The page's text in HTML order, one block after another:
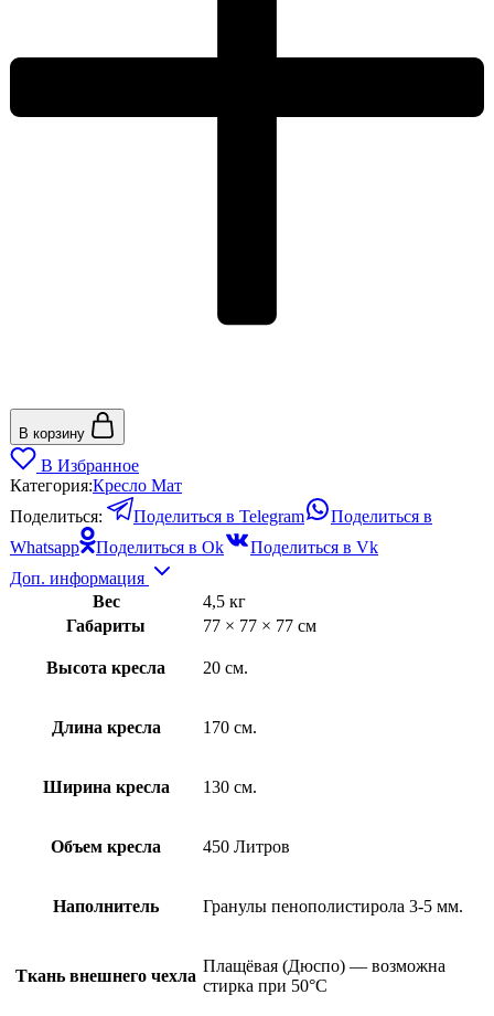
В корзину
В Избранное
Категория:Кресло Мат
Поделиться:
Поделиться в Telegram
Поделиться в
Whatsapp
Поделиться в Ok
Поделиться в Vk
Доп. информация
Вес
4,5 кг
Габариты
77 × 77 × 77 см
Высота кресла 20 см.
Длина кресла 170 см.
Ширина кресла 130 см.
Объем кресла 450 Литров
Наполнитель Гранулы пенополистирола 3-5 мм.
Ткань внешнего чехла
Плащёвая (Дюспо) — возможна
стирка при 50°С